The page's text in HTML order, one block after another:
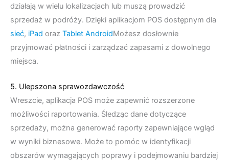
działają w wielu lokalizacjach lub muszą prowadzić
sprzedaż w podróży. Dzięki aplikacjom POS dostępnym dla
sieć, iPad oraz Tablet AndroidMożesz dosłownie
przyjmować płatności i zarządzać zapasami z dowolnego
miejsca.
5. Ulepszona sprawozdawczość
Wreszcie, aplikacja POS może zapewnić rozszerzone
możliwości raportowania. Śledząc dane dotyczące
sprzedaży, można generować raporty zapewniające wgląd
w wyniki biznesowe. Może to pomóc w identyfikacji
obszarów wymagających poprawy i podejmowaniu bardziej